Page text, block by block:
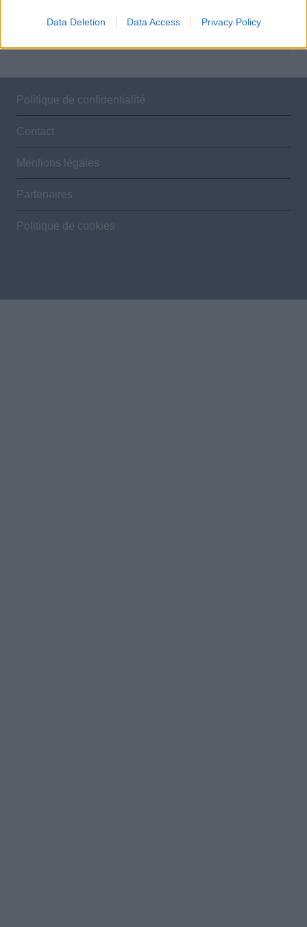
Data Deletion Data Access Privacy Policy
Politique de confidentialité
Contact
Mentions légales
Partenaires
Politique de cookies